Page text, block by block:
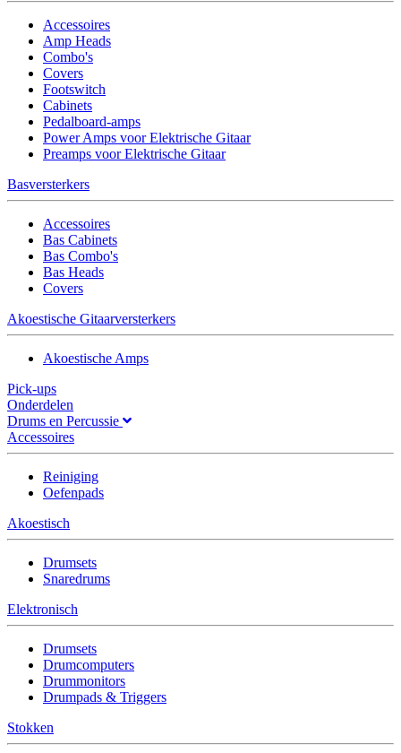
Accessoires
Amp Heads
Combo's
Covers
Footswitch
Cabinets
Pedalboard-amps
Power Amps voor Elektrische Gitaar
Preamps voor Elektrische Gitaar
Basversterkers
Accessoires
Bas Cabinets
Bas Combo's
Bas Heads
Covers
Akoestische Gitaarversterkers
Akoestische Amps
Pick-ups
Onderdelen
Drums en Percussie
Accessoires
Reiniging
Oefenpads
Akoestisch
Drumsets
Snaredrums
Elektronisch
Drumsets
Drumcomputers
Drummonitors
Drumpads & Triggers
Stokken